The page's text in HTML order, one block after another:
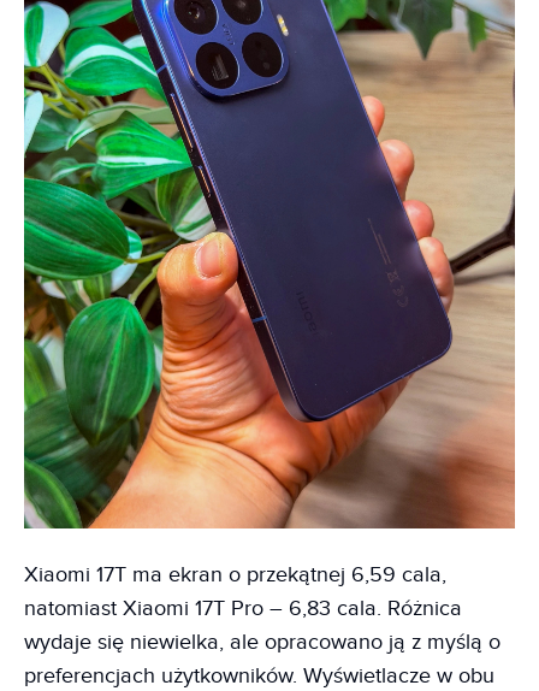
Xiaomi 17T ma ekran o przekątnej 6,59 cala,
natomiast Xiaomi 17T Pro – 6,83 cala. Różnica
wydaje się niewielka, ale opracowano ją z myślą o
preferencjach użytkowników. Wyświetlacze w obu